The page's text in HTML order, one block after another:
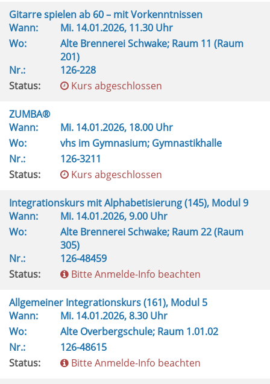
Gitarre spielen ab 60 – mit Vorkenntnissen
Wann:
Mi. 14.01.2026, 11.30 Uhr
Wo:
Alte Brennerei Schwake; Raum 11 (Raum
201)
Nr.:
126-228
Status:
Kurs abgeschlossen
ZUMBA®
Wann:
Mi. 14.01.2026, 18.00 Uhr
Wo:
vhs im Gymnasium; Gymnastikhalle
Nr.:
126-3211
Status:
Kurs abgeschlossen
Integrationskurs mit Alphabetisierung (145), Modul 9
Wann:
Mi. 14.01.2026, 9.00 Uhr
Wo:
Alte Brennerei Schwake; Raum 22 (Raum
305)
Nr.:
126-48459
Status:
Bitte Anmelde-Info beachten
Allgemeiner Integrationskurs (161), Modul 5
Wann:
Mi. 14.01.2026, 8.30 Uhr
Wo:
Alte Overbergschule; Raum 1.01.02
Nr.:
126-48615
Status:
Bitte Anmelde-Info beachten